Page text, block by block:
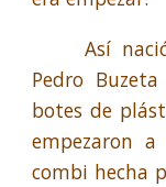
Así
Pedro
botes de
empezaron
combi hecha